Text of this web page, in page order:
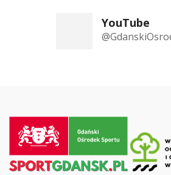
YouTube
do
strony